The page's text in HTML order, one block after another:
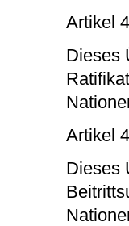
Artikel
Dieses
Artikel
Dieses